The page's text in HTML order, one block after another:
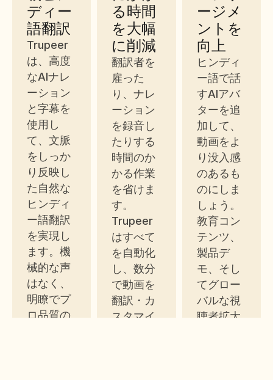
ディー
語翻訳
Trupeer
は、高度
なAIナレ
ーション
と字幕を
使用し
て、文脈
をしっか
り反映し
た自然な
ヒンディ
ー語翻訳
を実現し
ます。機
械的な声
はなく、
明瞭でプ
ロ品質の
る時間
を大幅
に削減
翻訳者を
雇った
り、ナレ
ーション
を録音し
たりする
時間のか
かる作業
を省けま
す。
Trupeer
はすべて
を自動化
し、数分
で動画を
翻訳・カ
スタマイ
ージメ
ントを
向上
ヒンディ
ー語で話
すAIアバ
ターを追
加して、
動画をよ
り没入感
のあるも
のにしま
しょう。
教育コン
テンツ、
製品デ
モ、そし
てグロー
バルな視
聴者拡大